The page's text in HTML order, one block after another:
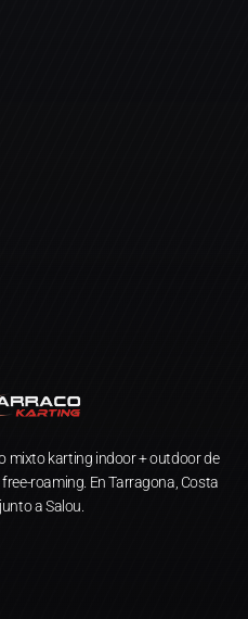
mixto karting indoor + outdoor de
roaming. En Tarragona, Costa
a Salou.